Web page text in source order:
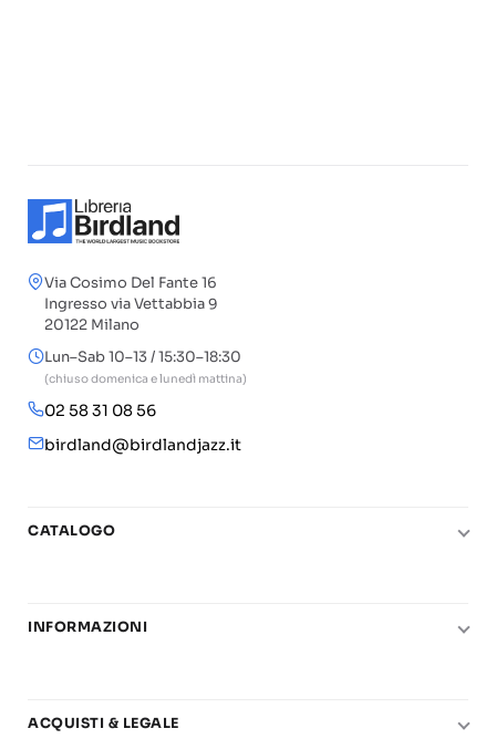
Via Cosimo Del Fante 16
Ingresso via Vettabbia 9
20122 Milano
Lun–Sab 10–13 / 15:30–18:30
(chiuso domenica e lunedì mattina)
02 58 31 08 56
birdland@birdlandjazz.it
CATALOGO
Chitarra
Basi play-along
INFORMAZIONI
Carta del Docente
ACQUISTI & LEGALE